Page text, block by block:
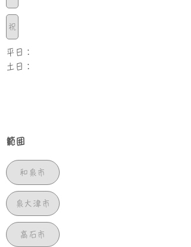
祝
平日：
土日：
範囲
和泉市
泉大津市
高石市